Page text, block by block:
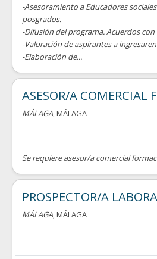
-Asesoramiento a Educadores
posgrados.
-Difusión del programa. Acuerdos
-Valoración de aspirantes a
-Elaboración de...
ASESOR/A COMERCIAL
MÁLAGA, MÁLAGA
Se requiere asesor/a comercial
PROSPECTOR/A
MÁLAGA, MÁLAGA